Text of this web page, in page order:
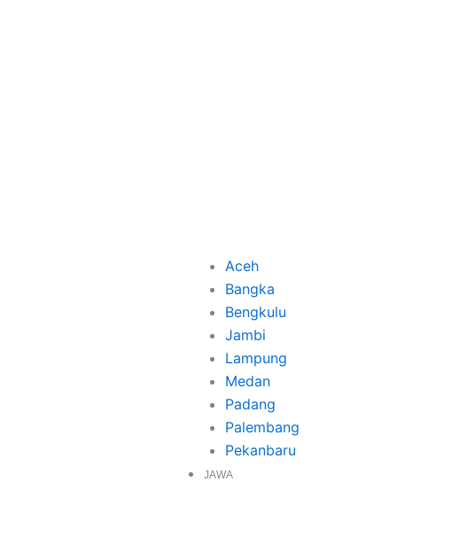
Aceh
Bangka
Bengkulu
Jambi
Lampung
Medan
Padang
Palembang
Pekanbaru
JAWA